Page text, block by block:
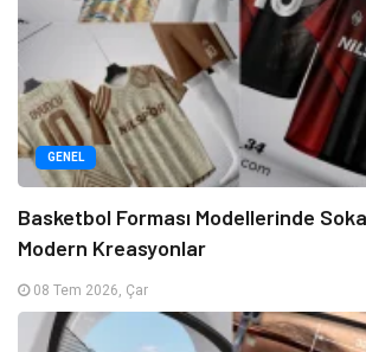
GENEL
Basketbol Forması Modellerinde
Modern Kreasyonlar
08 Tem 2026, Çar